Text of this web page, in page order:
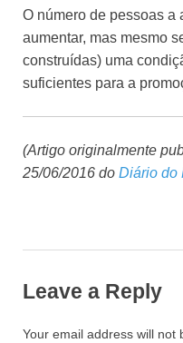
O número de pessoas a
aumentar, mas mesmo
construídas) uma
suficientes para a
(Artigo originalmente
25/06/2016 do Diário do
Leave a Reply
Your email address will not